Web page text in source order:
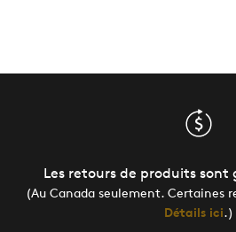
Les retours de produits
(Au Canada seulement. Certaines
Détails ici.)